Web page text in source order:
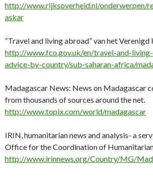
http://www.rijksoverheid.nl/onderwerpen/
askar
“Travel and living abroad” van het
http://www.fco.gov.uk/en/travel-and-
advice-by-country/sub-saharan-africa/
Madagascar News: News on Madagascar
from thousands of sources around the net.
http://www.topix.com/world/madagascar
IRIN, humanitarian news and analysis- a
Office for the Coordination of
http://www.irinnews.org/Country/MG/